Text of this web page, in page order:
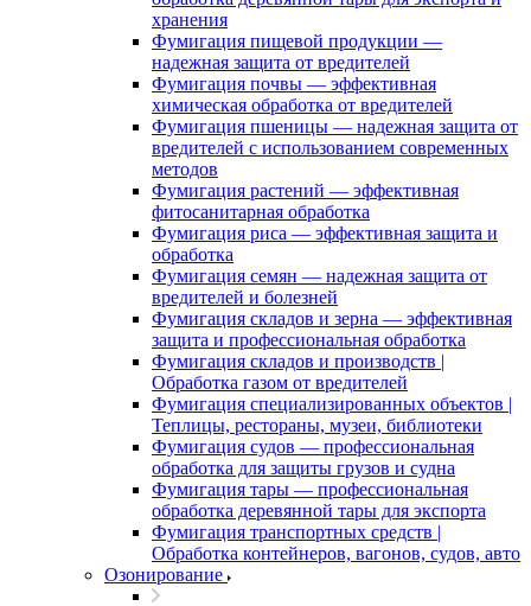
хранения
Фумигация пищевой продукции —
надежная защита от вредителей
Фумигация почвы — эффективная
химическая обработка от вредителей
Фумигация пшеницы — надежная защита от
вредителей с использованием современных
методов
Фумигация растений — эффективная
фитосанитарная обработка
Фумигация риса — эффективная защита и
обработка
Фумигация семян — надежная защита от
вредителей и болезней
Фумигация складов и зерна — эффективная
защита и профессиональная обработка
Фумигация складов и производств |
Обработка газом от вредителей
Фумигация специализированных объектов |
Теплицы, рестораны, музеи, библиотеки
Фумигация судов — профессиональная
обработка для защиты грузов и судна
Фумигация тары — профессиональная
обработка деревянной тары для экспорта
Фумигация транспортных средств |
Обработка контейнеров, вагонов, судов, авто
Озонирование